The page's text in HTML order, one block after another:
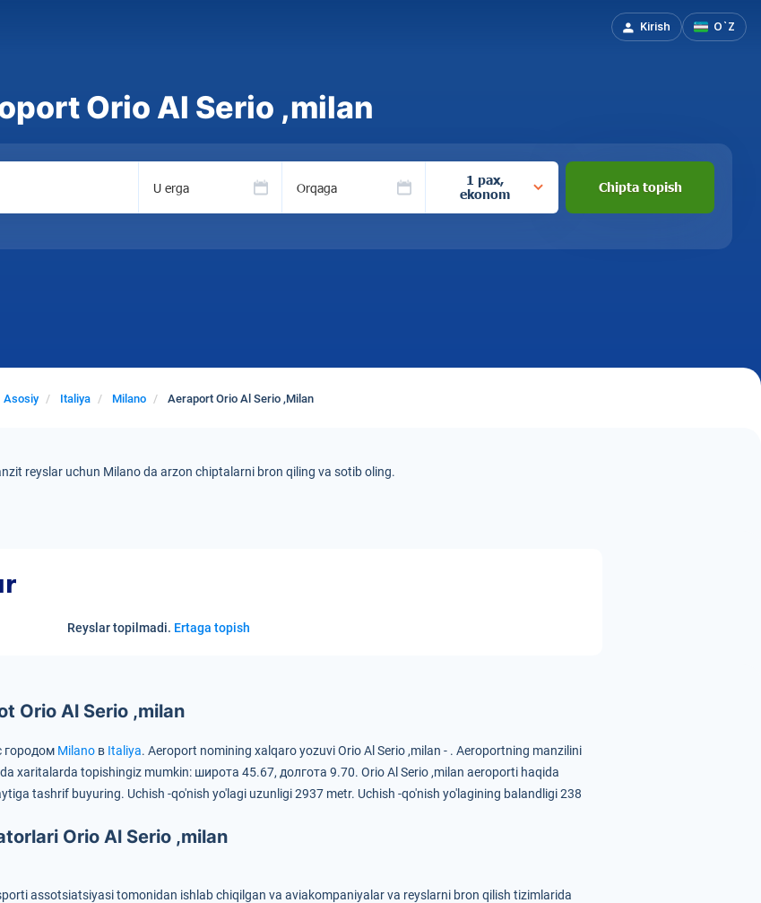
Kirish O`Z
Orio Al Serio ,milan
U erga Orqaga
1 pax,
ekonom
Chipta topish
Asosiy Italiya Milano Aeraport Orio Al Serio ,Milan
reyslar uchun Milano da arzon chiptalarni bron qiling va sotib oling.
Reyslar topilmadi. Ertaga topish
Orio Al Serio ,milan
городом Milano в Italiya. Aeroport nomining xalqaro yozuvi Orio Al Serio ,milan - . Aeroportning manzilini
xaritalarda topishingiz mumkin: широта 45.67, долгота 9.70. Orio Al Serio ,milan aeroporti haqida
tashrif buyuring. Uchish -qo'nish yo'lagi uzunligi 2937 metr. Uchish -qo'nish yo'lagining balandligi 238
Orio Al Serio ,milan
assotsiatsiyasi tomonidan ishlab chiqilgan va aviakompaniyalar va reyslarni bron qilish tizimlarida